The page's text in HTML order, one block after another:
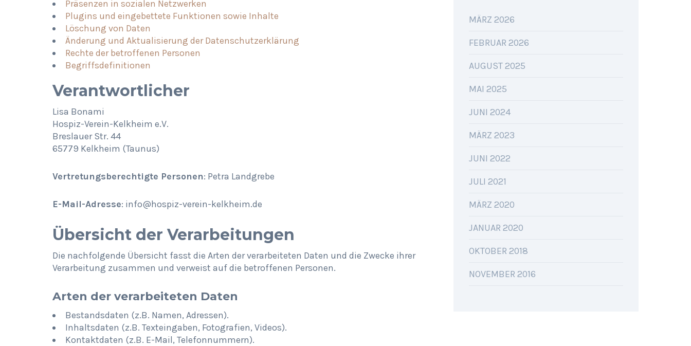
Präsenzen in sozialen Netzwerken
Plugins und eingebettete Funktionen sowie Inhalte
Löschung von Daten
Änderung und Aktualisierung der Datenschutzerklärung
Rechte der betroffenen Personen
Begriffsdefinitionen
Verantwortlicher
Lisa Bonami
Hospiz-Verein-Kelkheim e.V.
Breslauer Str. 44
65779 Kelkheim (Taunus)
Vertretungsberechtigte Personen: Petra Landgrebe
E-Mail-Adresse: info@hospiz-verein-kelkheim.de
Übersicht der Verarbeitungen
Die nachfolgende Übersicht fasst die Arten der verarbeiteten Daten und die Zwecke ihrer
Verarbeitung zusammen und verweist auf die betroffenen Personen.
Arten der verarbeiteten Daten
Bestandsdaten (z.B. Namen, Adressen).
Inhaltsdaten (z.B. Texteingaben, Fotografien, Videos).
Kontaktdaten (z.B. E-Mail, Telefonnummern).
MÄRZ 2026
FEBRUAR 2026
AUGUST 2025
MAI 2025
JUNI 2024
MÄRZ 2023
JUNI 2022
JULI 2021
MÄRZ 2020
JANUAR 2020
OKTOBER 2018
NOVEMBER 2016